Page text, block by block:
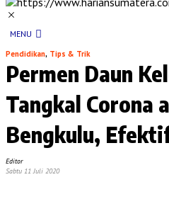
MENU
Pendidikan, Tips & Trik
Permen Daun
Tangkal Corona
Bengkulu,
Editor
Sabtu 11 Juli 2020